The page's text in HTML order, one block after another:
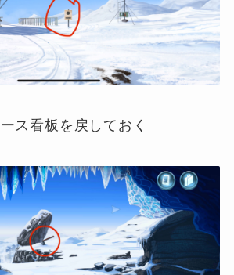
ス看板を戻しておく